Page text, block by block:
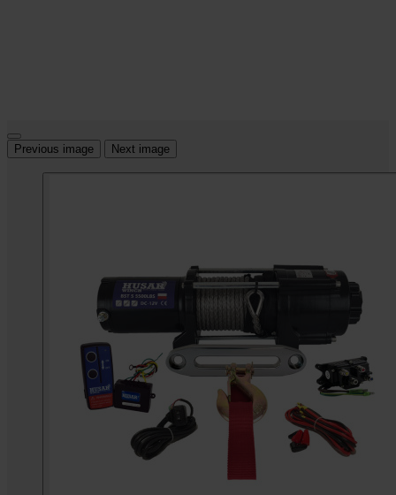
Previous image Next image